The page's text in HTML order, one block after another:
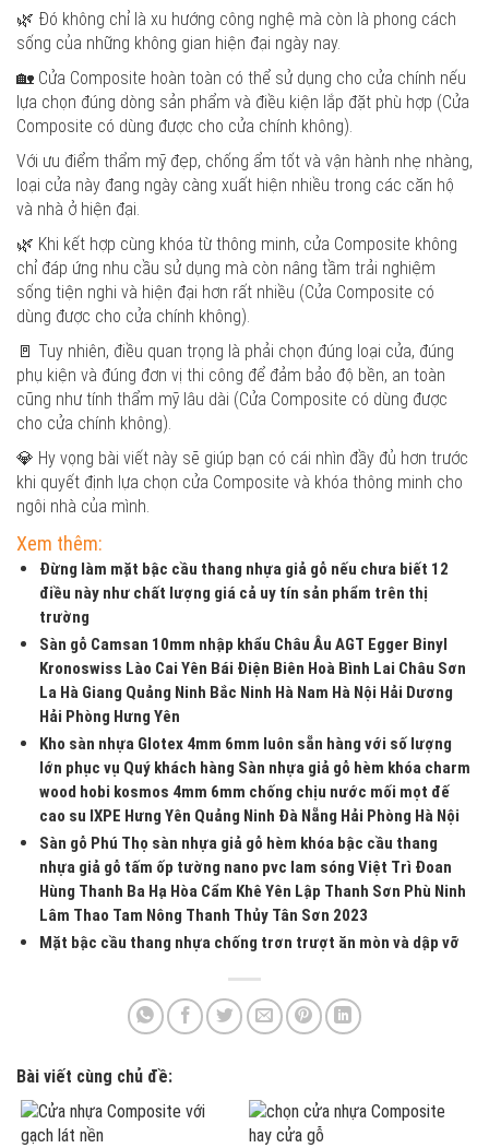
🌿 Đó không chỉ là xu hướng công nghệ mà còn là phong cách
sống của những không gian hiện đại ngày nay.
🏡 Cửa Composite hoàn toàn có thể sử dụng cho cửa chính nếu
lựa chọn đúng dòng sản phẩm và điều kiện lắp đặt phù hợp (Cửa
Composite có dùng được cho cửa chính không).
Với ưu điểm thẩm mỹ đẹp, chống ẩm tốt và vận hành nhẹ nhàng,
loại cửa này đang ngày càng xuất hiện nhiều trong các căn hộ
và nhà ở hiện đại.
🌿 Khi kết hợp cùng khóa từ thông minh, cửa Composite không
chỉ đáp ứng nhu cầu sử dụng mà còn nâng tầm trải nghiệm
sống tiện nghi và hiện đại hơn rất nhiều (Cửa Composite có
dùng được cho cửa chính không).
🚪 Tuy nhiên, điều quan trọng là phải chọn đúng loại cửa, đúng
phụ kiện và đúng đơn vị thi công để đảm bảo độ bền, an toàn
cũng như tính thẩm mỹ lâu dài (Cửa Composite có dùng được
cho cửa chính không).
💎 Hy vọng bài viết này sẽ giúp bạn có cái nhìn đầy đủ hơn trước
khi quyết định lựa chọn cửa Composite và khóa thông minh cho
ngôi nhà của mình.
Xem thêm:
Đừng làm mặt bậc cầu thang nhựa giả gỗ nếu chưa biết 12
điều này như chất lượng giá cả uy tín sản phẩm trên thị
trường
Sàn gỗ Camsan 10mm nhập khẩu Châu Âu AGT Egger Binyl
Kronoswiss Lào Cai Yên Bái Điện Biên Hoà Bình Lai Châu Sơn
La Hà Giang Quảng Ninh Bắc Ninh Hà Nam Hà Nội Hải Dương
Hải Phòng Hưng Yên
Kho sàn nhựa Glotex 4mm 6mm luôn sẵn hàng với số lượng
lớn phục vụ Quý khách hàng Sàn nhựa giả gỗ hèm khóa charm
wood hobi kosmos 4mm 6mm chống chịu nước mối mọt đế
cao su IXPE Hưng Yên Quảng Ninh Đà Nẵng Hải Phòng Hà Nội
Sàn gỗ Phú Thọ sàn nhựa giả gỗ hèm khóa bậc cầu thang
nhựa giả gỗ tấm ốp tường nano pvc lam sóng Việt Trì Đoan
Hùng Thanh Ba Hạ Hòa Cẩm Khê Yên Lập Thanh Sơn Phù Ninh
Lâm Thao Tam Nông Thanh Thủy Tân Sơn 2023
Mặt bậc cầu thang nhựa chống trơn trượt ăn mòn và dập vỡ
Bài viết cùng chủ đề: